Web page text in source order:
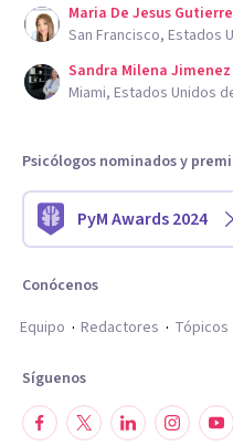
Maria De Jesus
San Francisco, Estados
Sandra Milena
Miami, Estados Unidos
Psicólogos nominados y
PyM Awards 2024
Conócenos
Equipo
Redactores Tópicos
Síguenos